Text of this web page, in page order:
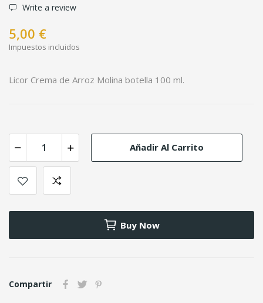
Write a review
5,00 €
Impuestos incluidos
Licor Crema de Arroz Molina botella 100 ml.
Añadir Al Carrito
Buy Now
Compartir